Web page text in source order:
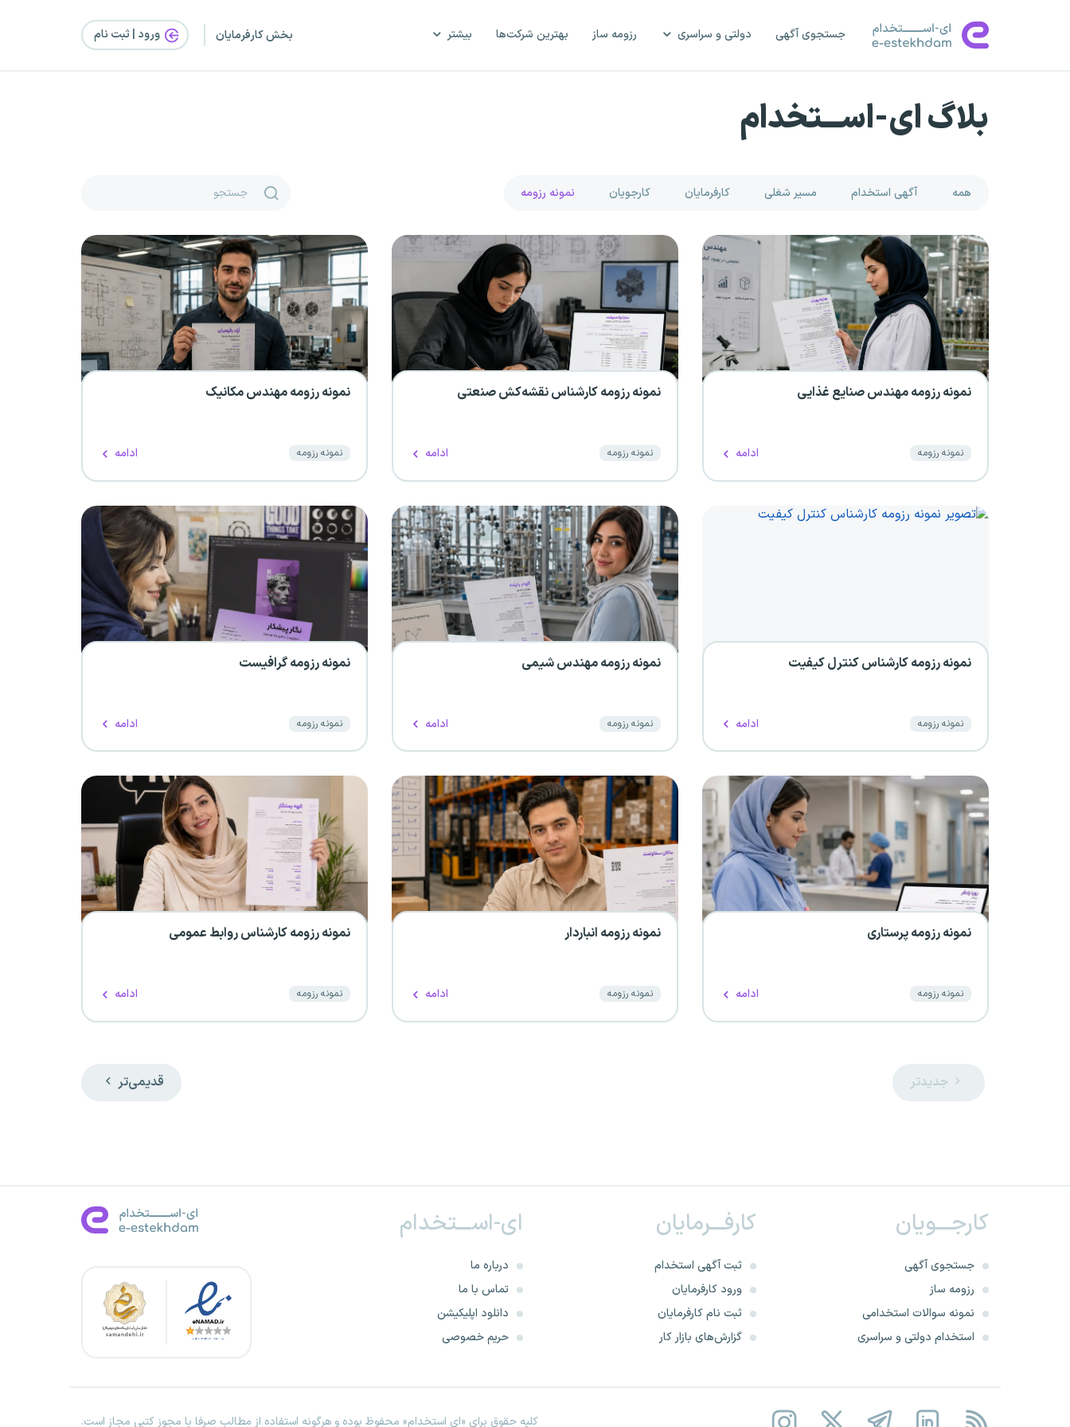
جستجوی آگهی دولتی و سراسری رزومه ساز بهترین شرکت‌ها بیشتر بخش کارفرمایان ورود | ثبت‌ نام
بلاگ ای-اســـتخدام
همه آگهی استخدام مسیر شغلی کارفرمایان کارجویان نمونه رزومه
نمونه رزومه مهندس صنایع غذایی
نمونه رزومه ادامه
نمونه رزومه کارشناس نقشه‌کش صنعتی
نمونه رزومه ادامه
نمونه رزومه مهندس مکانیک
نمونه رزومه ادامه
نمونه رزومه کارشناس کنترل کیفیت
نمونه رزومه ادامه
نمونه رزومه مهندس شیمی
نمونه رزومه ادامه
نمونه رزومه گرافیست
نمونه رزومه ادامه
نمونه رزومه پرستاری
نمونه رزومه ادامه
نمونه رزومه انباردار
نمونه رزومه ادامه
نمونه رزومه کارشناس روابط عمومی
نمونه رزومه ادامه
قدیمی‌تر جدیدتر
کارجـــویان
جستجوی آگهی
رزومه ساز
نمونه سوالات استخدامی
استخدام دولتی و سراسری
کارفـــرمایان
ثبت آگهی استخدام
ورود کارفرمایان
ثبت نام کارفرمایان
گزارش‌های بازار کار
ای-اســـتخدام
درباره ما
تماس با ما
دانلود اپلیکیشن
حریم خصوصی
کلیه حقوق برای «ای استخدام» محفوظ بوده و هرگونه استفاده از مطالب صرفا با مجوز کتبی مجاز است.